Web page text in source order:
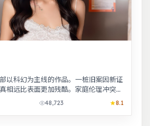
以科幻为主线的作品。一桩旧案因新证
相远比表面更加残酷。家庭伦理冲突在
爆发，情感冲击力足。
48,723 8.1